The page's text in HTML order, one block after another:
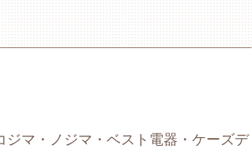
マ・ノジマ・ベスト電器・ケーズデ